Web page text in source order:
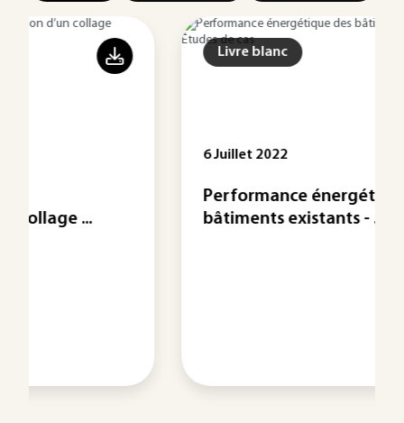
Livre blanc
Performance énergétique des
bâtiments existants - ...